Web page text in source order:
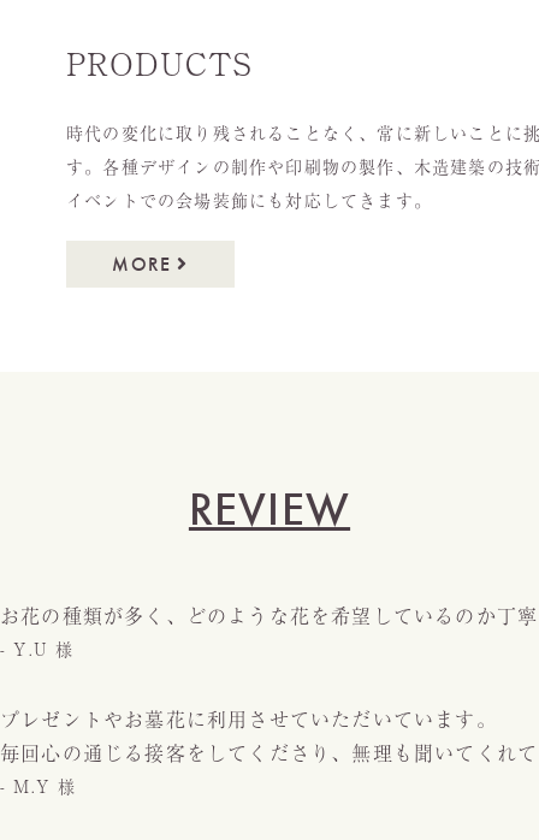
PRODUCTS
時代の変化に取り残されることなく、常に新しいことに
す。各種デザインの制作や印刷物の製作、木造建築の技
イベントでの会場装飾にも対応してきます。
MORE
REVIEW
お花の種類が多く、どのような花を希望しているのか丁
- Y.U 様
プレゼントやお墓花に利用させていただいています。
毎回心の通じる接客をしてくださり、無理も聞いてくれ
- M.Y 様